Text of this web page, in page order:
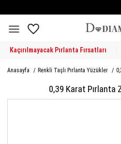
Kaçırılmayacak Pırlanta Fırsatları
Anasayfa / Renkli Taşlı Pırlanta Yüzükler /
0,39 Karat Pırlanta